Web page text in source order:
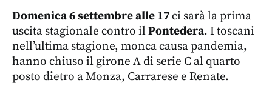
Domenica 6 settembre alle 17ci sarà la prima
uscita stagionale contro ilPontedera. I toscani
nell’ultima stagione, monca causa pandemia,
hanno chiuso il girone A di serie C al quarto
posto dietro a Monza, Carrarese e Renate.